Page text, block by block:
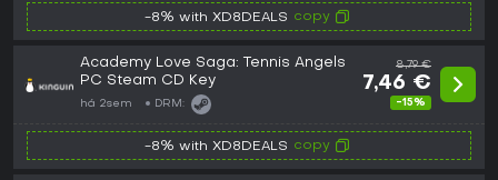
-8% with XD8DEALS copy
Academy Love Saga: Tennis Angels
PC Steam CD Key
há 2sem DRM:
8,79 €
7,46 €
-15%
-8% with XD8DEALS copy